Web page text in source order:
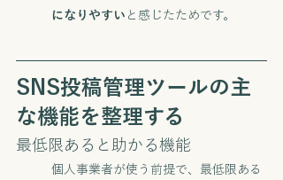
になりやすい と感じたためです。
SNS投稿管理ツールの主
な機能を整理する
最低限あると助かる機能
個人事業者が使う前提で、最低限ある